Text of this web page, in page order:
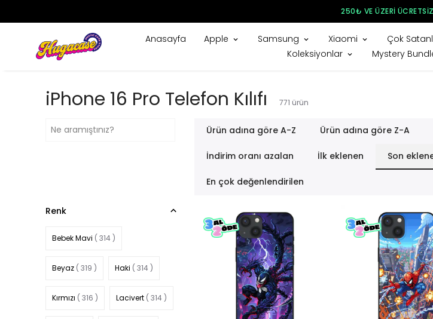
250₺ VE ÜZERI
Anasayfa Apple Samsung Xiaomi Çok
Koleksiyonlar
Mystery
iPhone 16 Pro Telefon Kılıfı 771 ürün
Ürün adına göre A-Z Ürün adına göre Z-A
İndirim oranı azalan İlk eklenen Son
En çok değenlendirilen
Renk
Bebek Mavi ( 314 )
Beyaz ( 319 ) Haki ( 314 )
Kırmızı ( 316 ) Lacivert ( 314 )